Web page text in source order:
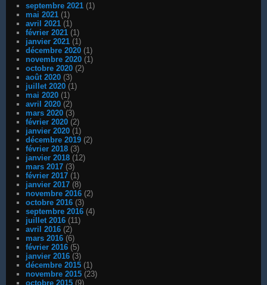
septembre 2021(1)
mai 2021(1)
avril 2021(1)
février 2021(1)
janvier 2021(1)
décembre 2020(1)
novembre 2020(1)
octobre 2020(2)
août 2020(3)
juillet 2020(1)
mai 2020(1)
avril 2020(2)
mars 2020(3)
février 2020(2)
janvier 2020(1)
décembre 2019(2)
février 2018(3)
janvier 2018(12)
mars 2017(3)
février 2017(1)
janvier 2017(8)
novembre 2016(2)
octobre 2016(3)
septembre 2016(4)
juillet 2016(11)
avril 2016(2)
mars 2016(6)
février 2016(5)
janvier 2016(3)
décembre 2015(1)
novembre 2015(23)
octobre 2015(9)